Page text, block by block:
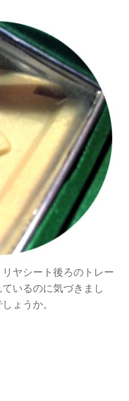
ヤシート後ろのトレー
いるのに気づきまし
ょうか。